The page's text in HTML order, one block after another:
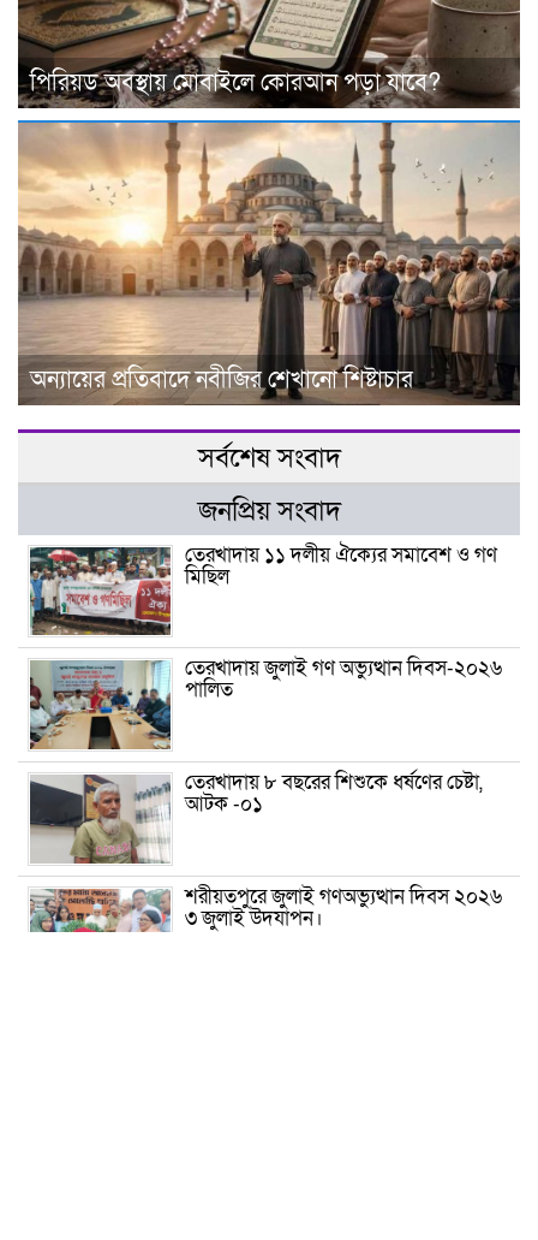
পিরিয়ড অবস্থায় মোবাইলে কোরআন পড়া যাবে?
অন্যায়ের প্রতিবাদে নবীজির শেখানো শিষ্টাচার
সর্বশেষ সংবাদ
জনপ্রিয় সংবাদ
তেরখাদায় ১১ দলীয় ঐক্যের সমাবেশ ও গণ
মিছিল
তেরখাদায় জুলাই গণ অভ্যুত্থান দিবস-২০২৬
পালিত
তেরখাদায় ৮ বছরের শিশুকে ধর্ষণের চেষ্টা,
আটক -০১
শরীয়তপুরে জুলাই গণঅভ্যুত্থান দিবস ২০২৬
৩ জুলাই উদযাপন।